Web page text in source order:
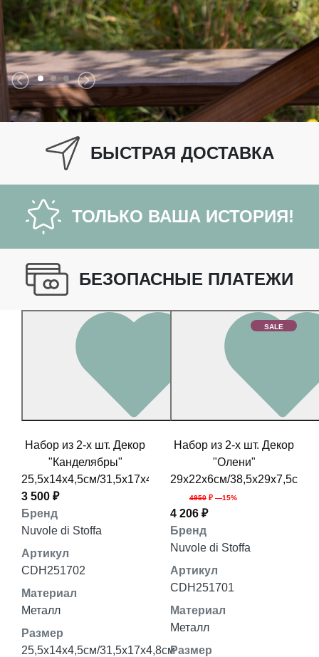
БЫСТРАЯ ДОСТАВКА
ТОЛЬКО ВАША ИСТОРИЯ!
БЕЗОПАСНЫЕ ПЛАТЕЖИ
Набор из 2-х шт. Декор
"Канделябры"
25,5x14x4,5см/31,5x17x4,8см
3 500 ₽
Бренд
Nuvole di Stoffa
Артикул
CDH251702
Материал
Металл
Размер
25,5x14x4,5см/31,5x17x4,8см
Набор из 2-х шт. Декор
"Олени"
29x22x6см/38,5x29x7,5см
4950₽ —15%
4 206 ₽
Бренд
Nuvole di Stoffa
Артикул
CDH251701
Материал
Металл
Размер
SALE